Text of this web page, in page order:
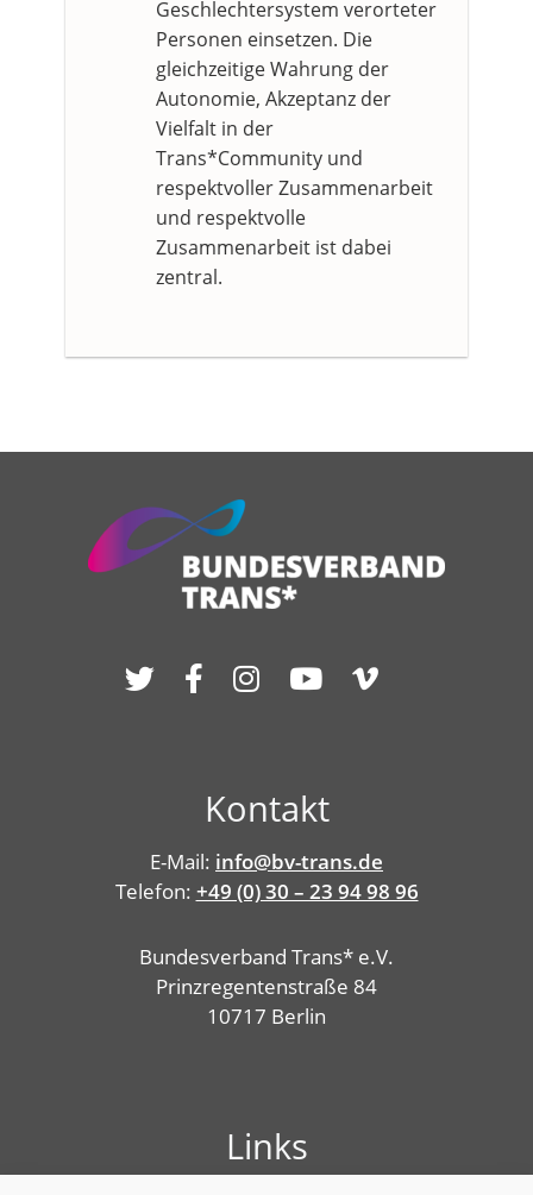
Geschlechtersystem verorteter
Personen einsetzen. Die
gleichzeitige Wahrung der
Autonomie, Akzeptanz der
Vielfalt in der
Trans*Community und
respektvoller Zusammenarbeit
und respektvolle
Zusammenarbeit ist dabei
zentral.
Kontakt
E-Mail: info@bv-trans.de
Telefon: +49 (0) 30 – 23 94 98 96
Bundesverband Trans* e.V.
Prinzregentenstraße 84
10717 Berlin
Links